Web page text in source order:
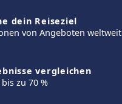
dein Reiseziel
von Angeboten weltweit
vergleichen
zu 70 %